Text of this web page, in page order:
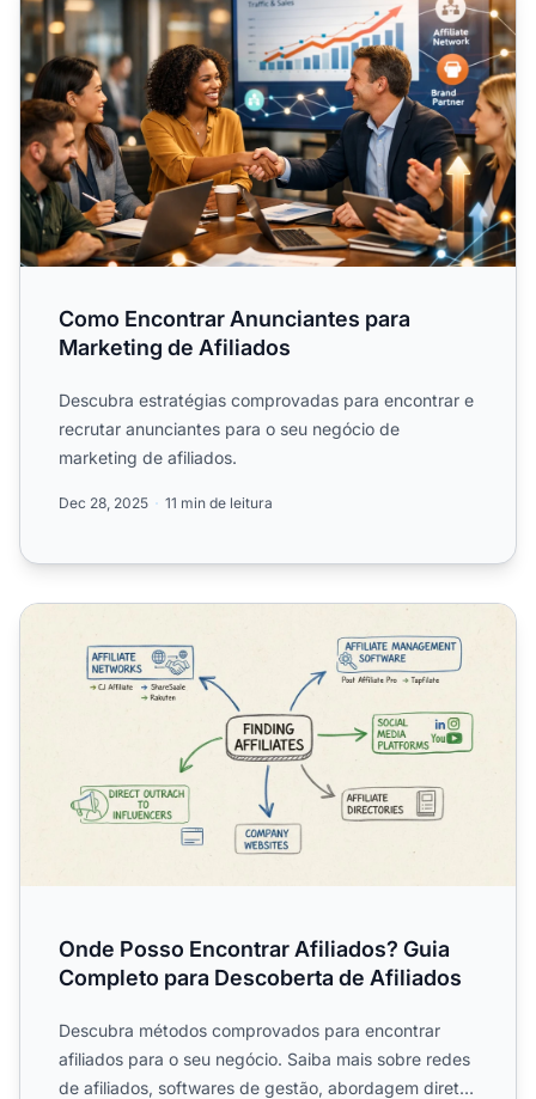
Como Encontrar Anunciantes para
Marketing de Afiliados
Descubra estratégias comprovadas para encontrar e
recrutar anunciantes para o seu negócio de
marketing de afiliados.
Dec 28, 2025 11 min de leitura
Onde Posso Encontrar Afiliados? Guia Completo para
Onde Posso Encontrar Afiliados? Guia
Completo para Descoberta de Afiliados
Descubra métodos comprovados para encontrar
afiliados para o seu negócio. Saiba mais sobre redes
de afiliados, softwares de gestão, abordagem direta